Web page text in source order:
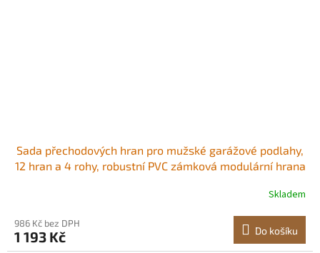
Sada přechodových hran pro mužské garážové podlahy,
12 hran a 4 rohy, robustní PVC zámková modulární hrana
4strannými zámkovými rohožemi , černá Chraňuje hrany
Skladem
986 Kč bez DPH
1 193 Kč Do košíku